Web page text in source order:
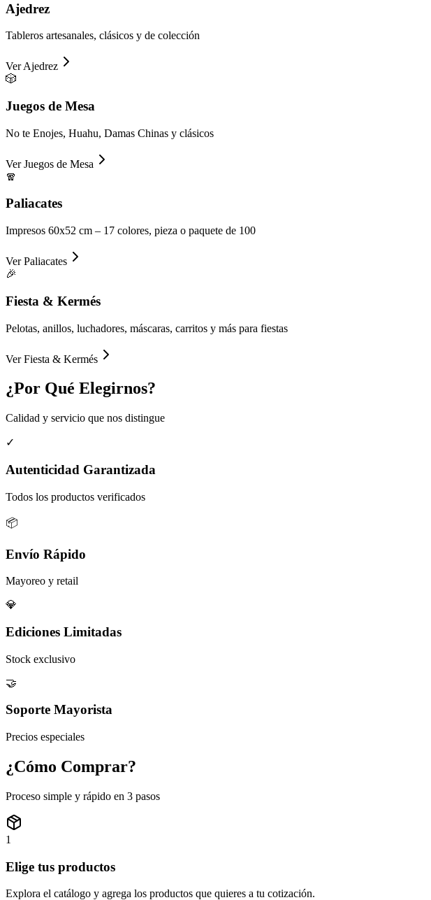
Ajedrez
Tableros artesanales, clásicos y de colección
VerAjedrez
🎲
Juegos de Mesa
No te Enojes, Huahu, Damas Chinas y clásicos
VerJuegos de Mesa
🧣
Paliacates
Impresos 60x52 cm – 17 colores, pieza o paquete de 100
VerPaliacates
🎉
Fiesta & Kermés
Pelotas, anillos, luchadores, máscaras, carritos y más para fiestas
VerFiesta & Kermés
¿Por Qué Elegirnos?
Calidad y servicio que nos distingue
✓
Autenticidad Garantizada
Todos los productos verificados
📦
Envío Rápido
Mayoreo y retail
💎
Ediciones Limitadas
Stock exclusivo
🤝
Soporte Mayorista
Precios especiales
¿Cómo Comprar?
Proceso simple y rápido en 3 pasos
1
Elige tus productos
Explora el catálogo y agrega los productos que quieres a tu cotización.